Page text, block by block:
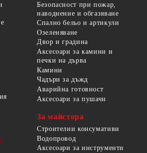
Безопасност при пожар,
наводнение и обгазяване
Спално бельо и артикули
Озеленяване
Двор и градина
Аксесоари за камини и
печки на дърва
Камини
Чадъри за дъжд
Аварийна готовност
Аксесоари за пушачи
За майстора
Строителни консумативи
Водопровод
Аксесоари за инструменти